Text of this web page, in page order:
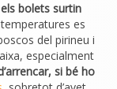
bolets surtin
es
del pirineu i
especialment
si bé ho